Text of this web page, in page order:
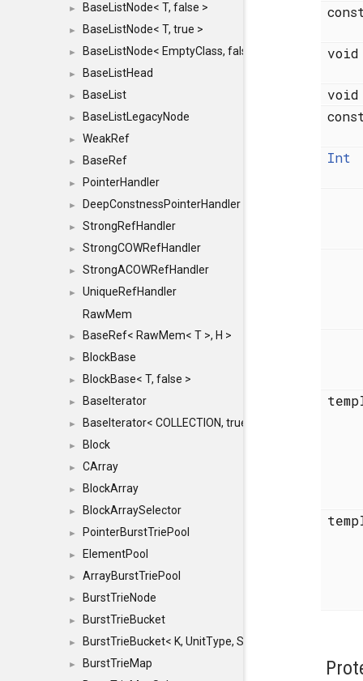
► BaseListNode< T, false >
► BaseListNode< T, true >
► BaseListNode< EmptyClass, false >
► BaseListHead
► BaseList
► BaseListLegacyNode
► WeakRef
► BaseRef
► PointerHandler
► DeepConstnessPointerHandler
► StrongRefHandler
► StrongCOWRefHandler
► StrongACOWRefHandler
►
UniqueRefHandler
RawMem
► BaseRef< RawMem< T >, H >
► BlockBase
► BlockBase< T, false >
► BaseIterator
► BaseIterator< COLLECTION, true >
► Block
► CArray
► BlockArray
► BlockArraySelector
► PointerBurstTriePool
► ElementPool
► ArrayBurstTriePool
► BurstTrieNode
► BurstTrieBucket
► BurstTrieBucket< K, UnitType, SIZE >
►
BurstTrieMap
Int